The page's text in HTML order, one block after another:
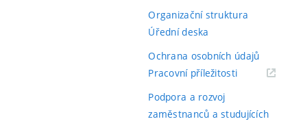
Organizační struktura
Úřední deska
Ochrana osobních údajů
Pracovní příležitosti(externí
Podpora a rozvoj
zaměstnanců a studujících